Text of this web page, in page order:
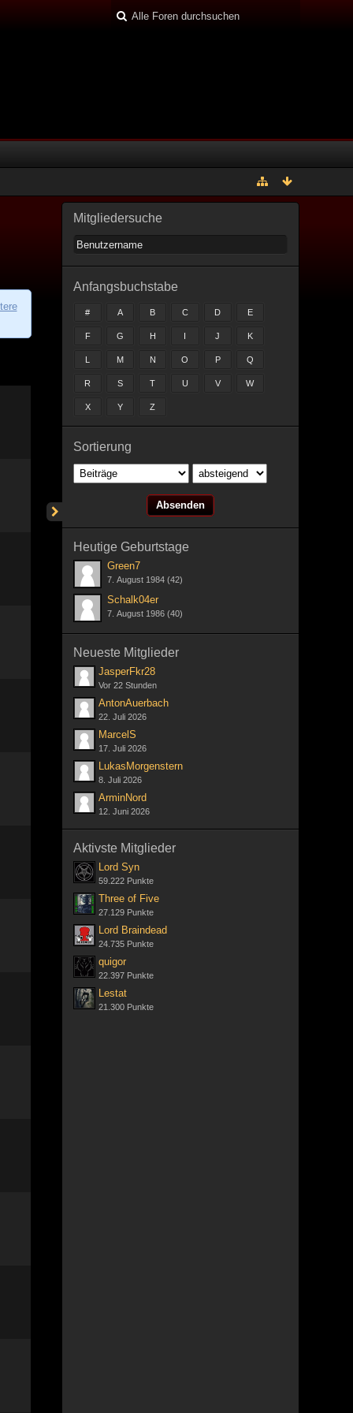
Mitgliedersuche
Anfangsbuchstabe
# A B C D E
F G H I J K
L M N O P Q
R S T U V W
X Y Z
Sortierung
Heutige Geburtstage
Green7
7. August 1984 (42)
Schalk04er
7. August 1986 (40)
Neueste Mitglieder
JasperFkr28
Vor 22 Stunden
AntonAuerbach
22. Juli 2026
MarcelS
17. Juli 2026
LukasMorgenstern
8. Juli 2026
ArminNord
12. Juni 2026
Aktivste Mitglieder
Lord Syn
59.222 Punkte
Three of Five
27.129 Punkte
Lord Braindead
24.735 Punkte
quigor
22.397 Punkte
Lestat
21.300 Punkte